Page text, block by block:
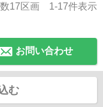
17区画 1-17件表示
お問い合わせ
む